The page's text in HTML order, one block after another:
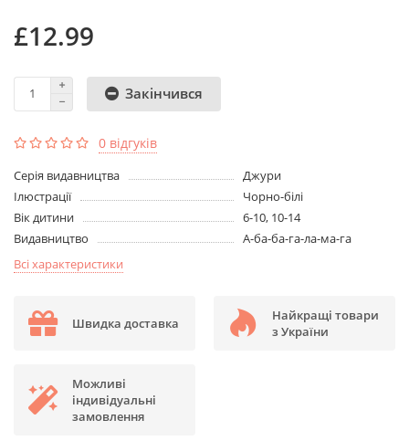
£12.99
Закінчився
0 відгуків
Серія видавництва
Джури
Ілюстрації
Чорно-білі
Вік дитини
6-10, 10-14
Видавництво
А-ба-ба-га-ла-ма-га
Всі характеристики
Швидка доставка
Найкращі товари
з України
Можливі
індивідуальні
замовлення